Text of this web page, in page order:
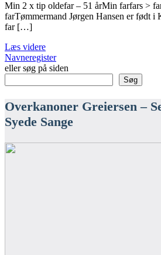
Min 2 x tip oldefar – 51 årMin farfars >
farTømmermand Jørgen Hansen er født i
far […]
Læs videre
Navneregister
eller søg på siden
Søg
Overkanoner Greiersen –
Syede Sange